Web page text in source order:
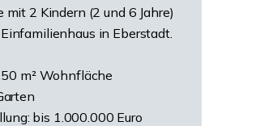
mit 2 Kindern (2 und 6 Jahre)
in Eberstadt.
m² Wohnfläche
bis 1.000.000 Euro